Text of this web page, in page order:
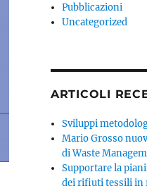
Pubblicazioni
Uncategorized
ARTICOLI
Sviluppi
Mario Grosso
di Waste
Supportare la
dei rifiuti tessili in